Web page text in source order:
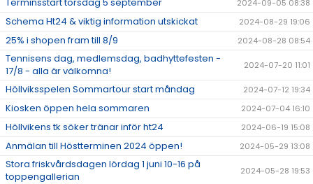
2024-09-05 08:38
Schema Ht24 & viktig information utskickat 2024-08-29 19:06
25% i shopen fram till 8/9 2024-08-28 08:54
Tennisens dag, medlemsdag, badhyttefesten -
17/8 - alla är välkomna!
2024-07-20 11:01
Höllviksspelen Sommartour start måndag 2024-07-12 19:34
Kiosken öppen hela sommaren 2024-07-04 16:10
Höllvikens tk söker tränar inför ht24 2024-06-19 15:08
Anmälan till Höstterminen 2024 öppen! 2024-05-29 13:08
Stora friskvårdsdagen lördag 1 juni 10-16 på
toppengallerian
2024-05-28 19:53